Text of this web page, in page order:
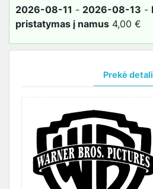
2026-08-11 - 2026-08-13 -
pristatymas į namus 4,00 €
Prekė